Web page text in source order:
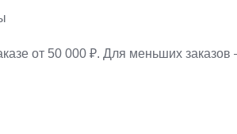
от 50 000 ₽. Для меньших